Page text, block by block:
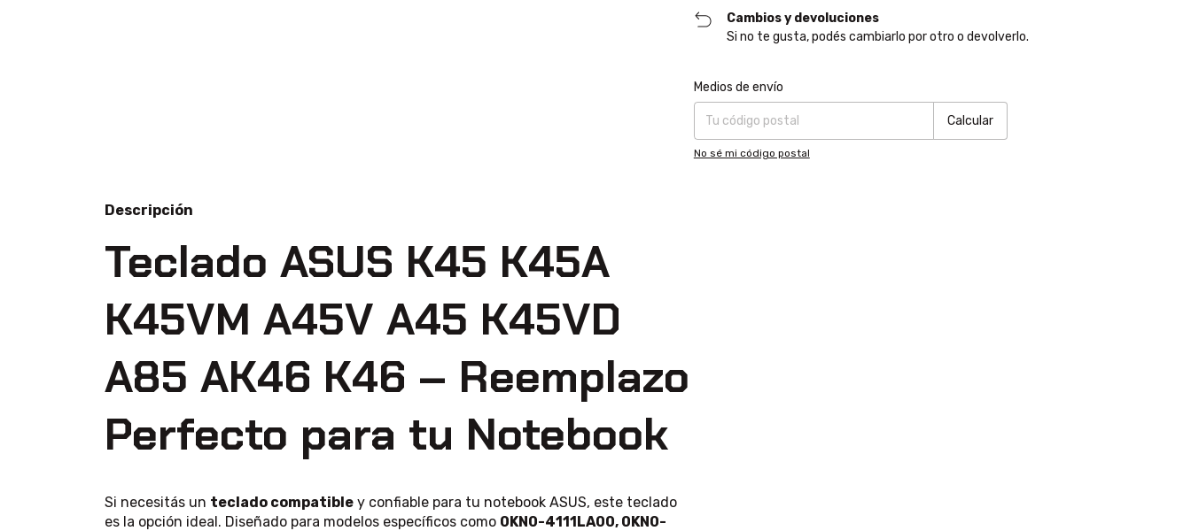
Cambios y devoluciones
Si no te gusta, podés cambiarlo por otro o devolverlo.
Entregas para el CP:
Medios de envío
Calcular
No sé mi código postal
Descripción
Teclado ASUS K45 K45A
K45VM A45V A45 K45VD
A85 AK46 K46 – Reemplazo
Perfecto para tu Notebook
Si necesitás un teclado compatible y confiable para tu notebook ASUS, este teclado
es la opción ideal. Diseñado para modelos específicos como 0KN0-4111LA00, 0KN0-